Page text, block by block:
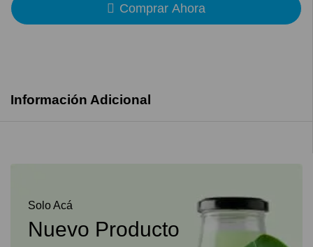
Comprar Ahora
Información Adicional
Solo Acá
Nuevo Producto